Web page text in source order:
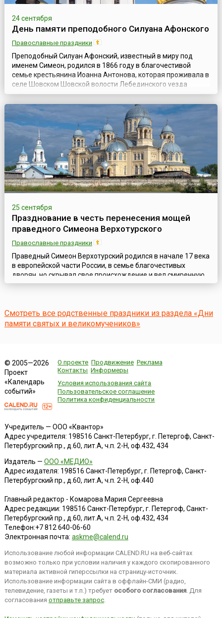
24 сентября
День памяти преподобного Силуана Афонского
Православные праздники
Преподобный Силуан Афонский, известный в миру под
именем Симеон, родился в 1866 году в благочестивой
семье крестьянина Иоанна Антонова, которая проживала в
селе Шовском Шовской волости Лебединского уезда
Тамбовской губернии. Родители Симеона были людьми
трудолюбивыми, кроткими и от природы мудрыми, хотя и
неграмотными. Как впоследствии вспоминал старец,
большая и дружная семья жила бедно, однако, ...
25 сентября
Празднование в честь перенесения мощей
праведного Симеона Верхотурского
Православные праздники
Праведный Симеон Верхотурский родился в начале 17 века
в европейской части России, в семье благочестивых
дворян, но скрывал свое происхождение и вел смиренную
жизнь бедняка. Он хорошо умел шить шубы и, обходя села,
работу, праведный Симеон оставлял ее незавершенной и
уходил от заказчиков. За это...
Смотреть все родственные праздники из раздела «Дни
памяти святых и великомучеников»
© 2005—2026
Проект
«Календарь
событий»
О проекте Продвижение Реклама
Контакты Информеры
Условия использования сайта
Пользовательское соглашение
Политика конфиденциальности
Учредитель — ООО «Квантор»
Адрес учредителя: 198516 Санкт-Петербург, г. Петергоф, Санкт-
Петербургский пр., д.60, лит.А, ч.п. 2-Н, оф.432, 434
Издатель — ООО «МЕДИО»
Адрес издателя: 198516 Санкт-Петербург, г. Петергоф, Санкт-
Петербургский пр., д.60, лит.А, ч.п. 2-Н, оф.440
Главный редактор - Комарова Мария Сергеевна
Адрес редакции: 198516 Санкт-Петербург, г. Петергоф, Санкт-
Петербургский пр., д.60, лит.А, ч.п. 2-Н, оф.432, 434
Телефон:+7 812 640-06-60
Электронная почта: askme@calend.ru
Использование любой информации CALEND.RU на веб-сайтах
возможно только при условии наличия у каждого скопированного
материала активной гиперссылки на страницу-источник.
Использование информации сайта в оффлайн-СМИ (радио,
телевидение, газеты и т.п.) требует особого согласования. Для
согласования отправьте запрос.